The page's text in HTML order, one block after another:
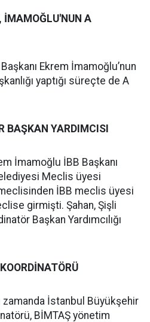
İMAMOĞLU'NUN A
Ekrem İmamoğlu’nun
yaptığı süreçte de A
BAŞKAN YARDIMCISI
İmamoğlu İBB Başkanı
Meclis üyesi
İBB meclis üyesi
girmişti. Şahan, Şişli
Başkan Yardımcılığı
zamanda İstanbul Büyükşehir
BİMTAŞ yönetim